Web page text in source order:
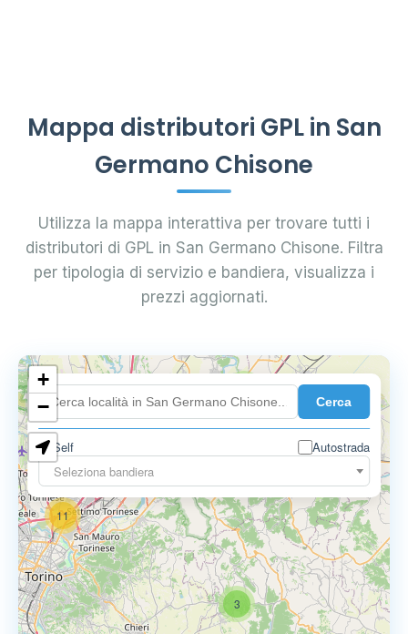
Mappa distributori GPL in San
Germano Chisone
Utilizza la mappa interattiva per trovare tutti i
distributori di GPL in San Germano Chisone. Filtra
per tipologia di servizio e bandiera, visualizza i
prezzi aggiornati.
Cerca
Self
Autostrada
Seleziona bandiera
8
11
3
+
−